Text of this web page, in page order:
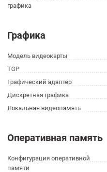
графика
Графика
Модель видеокарты
TGP
Графический адаптер
Дискретная графика
Локальная видеопамять
Оперативная память
Конфигурация оперативной
памяти